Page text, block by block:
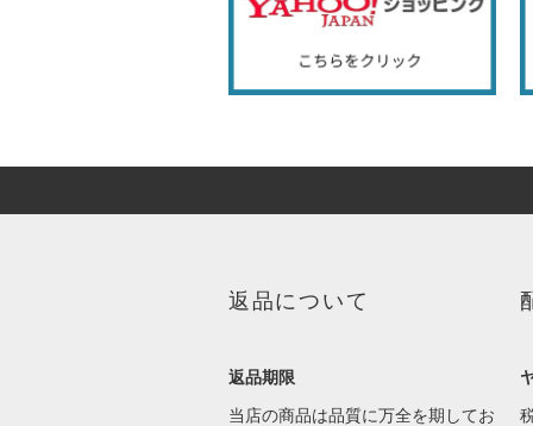
返品について
返品期限
当店の商品は品質に万全を期してお